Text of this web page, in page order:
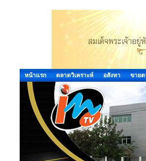
หน้าแรก ตลาดวิเคราะห์ อสังหา ขายต